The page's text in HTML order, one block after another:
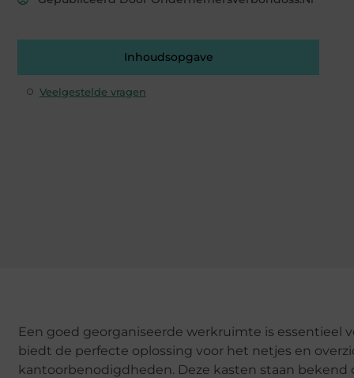
Inhoudsopgave
Veelgestelde vragen
Een goed georganiseerde werkruimte is essentieel
biedt de perfecte oplossing voor het netjes en
kantoorbenodigdheden. Deze kasten staan